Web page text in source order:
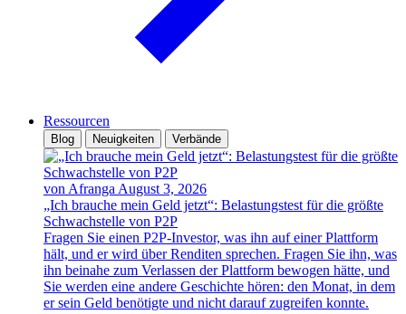
Ressourcen
Blog Neuigkeiten Verbände
von Afranga August 3, 2026
„Ich brauche mein Geld jetzt“: Belastungstest für die größte
Schwachstelle von P2P
Fragen Sie einen P2P-Investor, was ihn auf einer Plattform
hält, und er wird über Renditen sprechen. Fragen Sie ihn, was
ihn beinahe zum Verlassen der Plattform bewogen hätte, und
Sie werden eine andere Geschichte hören: den Monat, in dem
er sein Geld benötigte und nicht darauf zugreifen konnte.